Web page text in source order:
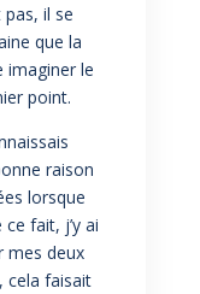
il se
que la
imaginer le
point.
raison
lorsque
fait, j’y ai
mes deux
cela faisait